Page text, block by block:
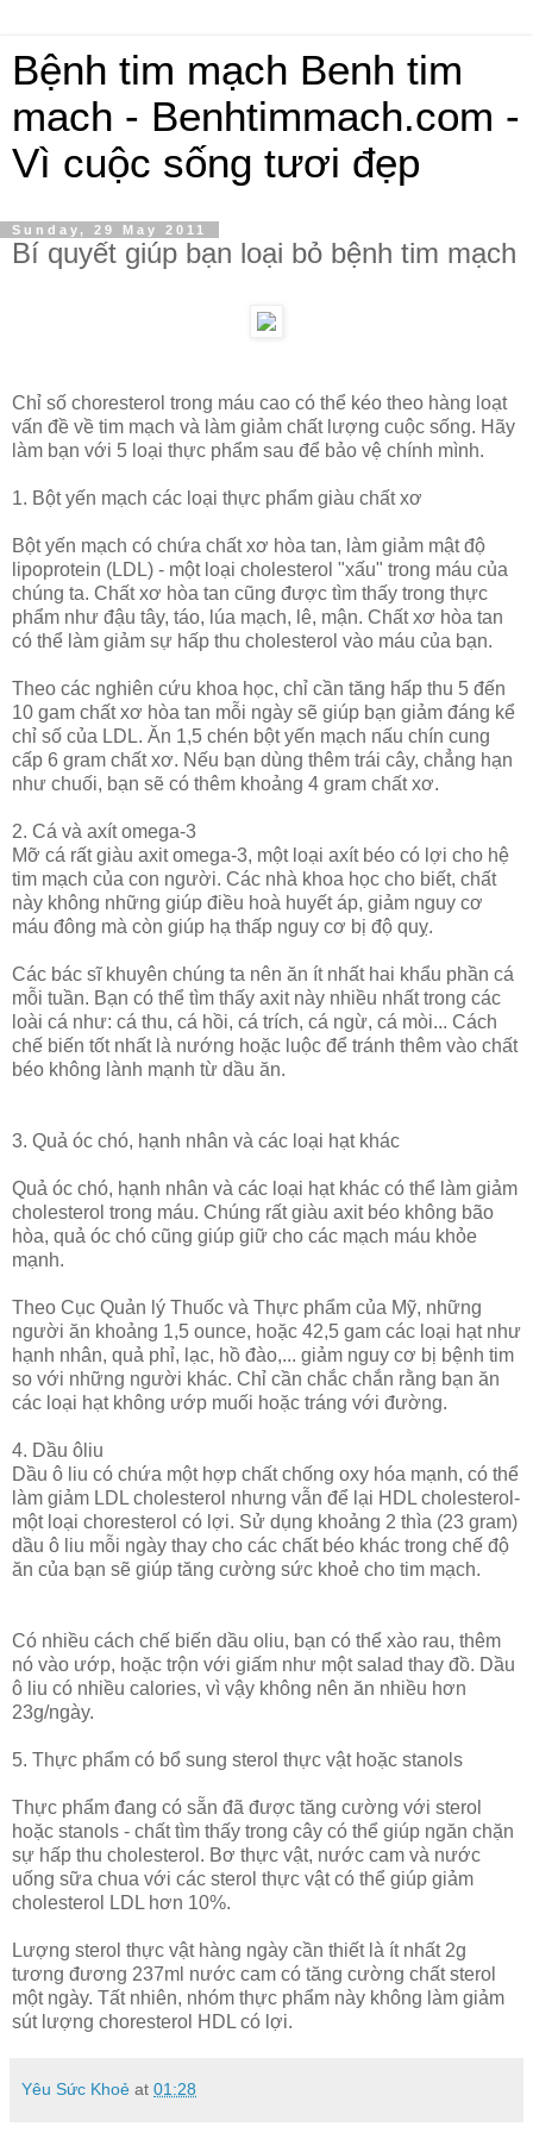
Bệnh tim mạch Benh tim
mach - Benhtimmach.com -
Vì cuộc sống tươi đẹp
Sunday, 29 May 2011
Bí quyết giúp bạn loại bỏ bệnh tim mạch
Chỉ số choresterol trong máu cao có thể kéo theo hàng loạt
vấn đề về tim mạch và làm giảm chất lượng cuộc sống. Hãy
làm bạn với 5 loại thực phẩm sau để bảo vệ chính mình.
1. Bột yến mạch các loại thực phẩm giàu chất xơ
Bột yến mạch có chứa chất xơ hòa tan, làm giảm mật độ
lipoprotein (LDL) - một loại cholesterol "xấu" trong máu của
chúng ta. Chất xơ hòa tan cũng được tìm thấy trong thực
phẩm như đậu tây, táo, lúa mạch, lê, mận. Chất xơ hòa tan
có thể làm giảm sự hấp thu cholesterol vào máu của bạn.
Theo các nghiên cứu khoa học, chỉ cần tăng hấp thu 5 đến
10 gam chất xơ hòa tan mỗi ngày sẽ giúp bạn giảm đáng kể
chỉ số của LDL. Ăn 1,5 chén bột yến mạch nấu chín cung
cấp 6 gram chất xơ. Nếu bạn dùng thêm trái cây, chẳng hạn
như chuối, bạn sẽ có thêm khoảng 4 gram chất xơ.
2. Cá và axít omega-3
Mỡ cá rất giàu axit omega-3, một loại axít béo có lợi cho hệ
tim mạch của con người. Các nhà khoa học cho biết, chất
này không những giúp điều hoà huyết áp, giảm nguy cơ
máu đông mà còn giúp hạ thấp nguy cơ bị độ quỵ.
Các bác sĩ khuyên chúng ta nên ăn ít nhất hai khẩu phần cá
mỗi tuần. Bạn có thể tìm thấy axit này nhiều nhất trong các
loài cá như: cá thu, cá hồi, cá trích, cá ngừ, cá mòi... Cách
chế biến tốt nhất là nướng hoặc luộc để tránh thêm vào chất
béo không lành mạnh từ dầu ăn.
3. Quả óc chó, hạnh nhân và các loại hạt khác
Quả óc chó, hạnh nhân và các loại hạt khác có thể làm giảm
cholesterol trong máu. Chúng rất giàu axit béo không bão
hòa, quả óc chó cũng giúp giữ cho các mạch máu khỏe
mạnh.
Theo Cục Quản lý Thuốc và Thực phẩm của Mỹ, những
người ăn khoảng 1,5 ounce, hoặc 42,5 gam các loại hạt như
hạnh nhân, quả phỉ, lạc, hồ đào,... giảm nguy cơ bị bệnh tim
so với những người khác. Chỉ cần chắc chắn rằng bạn ăn
các loại hạt không ướp muối hoặc tráng với đường.
4. Dầu ôliu
Dầu ô liu có chứa một hợp chất chống oxy hóa mạnh, có thể
làm giảm LDL cholesterol nhưng vẫn để lại HDL cholesterol-
một loại choresterol có lợi. Sử dụng khoảng 2 thìa (23 gram)
dầu ô liu mỗi ngày thay cho các chất béo khác trong chế độ
ăn của bạn sẽ giúp tăng cường sức khoẻ cho tim mạch.
Có nhiều cách chế biến dầu oliu, bạn có thể xào rau, thêm
nó vào ướp, hoặc trộn với giấm như một salad thay đồ. Dầu
ô liu có nhiều calories, vì vậy không nên ăn nhiều hơn
23g/ngày.
5. Thực phẩm có bổ sung sterol thực vật hoặc stanols
Thực phẩm đang có sẵn đã được tăng cường với sterol
hoặc stanols - chất tìm thấy trong cây có thể giúp ngăn chặn
sự hấp thu cholesterol. Bơ thực vật, nước cam và nước
uống sữa chua với các sterol thực vật có thể giúp giảm
cholesterol LDL hơn 10%.
Lượng sterol thực vật hàng ngày cần thiết là ít nhất 2g
tương đương 237ml nước cam có tăng cường chất sterol
một ngày. Tất nhiên, nhóm thực phẩm này không làm giảm
sút lượng choresterol HDL có lợi.
Yêu Sức Khoẻ at 01:28